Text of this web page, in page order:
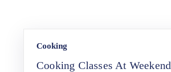
Cooking
Cooking Classes At Weekend